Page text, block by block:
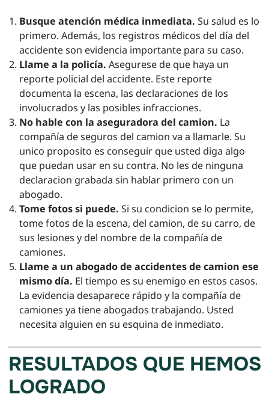
Busque atención médica inmediata. Su salud es lo
primero. Además, los registros médicos del día del
accidente son evidencia importante para su caso.
Llame a la policía. Asegurese de que haya un
reporte policial del accidente. Este reporte
documenta la escena, las declaraciones de los
involucrados y las posibles infracciones.
No hable con la aseguradora del camion. La
compañía de seguros del camion va a llamarle. Su
unico proposito es conseguir que usted diga algo
que puedan usar en su contra. No les de ninguna
declaracion grabada sin hablar primero con un
abogado.
Tome fotos si puede. Si su condicion se lo permite,
tome fotos de la escena, del camion, de su carro, de
sus lesiones y del nombre de la compañía de
camiones.
Llame a un abogado de accidentes de camion ese
mismo día. El tiempo es su enemigo en estos casos.
La evidencia desaparece rápido y la compañía de
camiones ya tiene abogados trabajando. Usted
necesita alguien en su esquina de inmediato.
RESULTADOS QUE HEMOS
LOGRADO